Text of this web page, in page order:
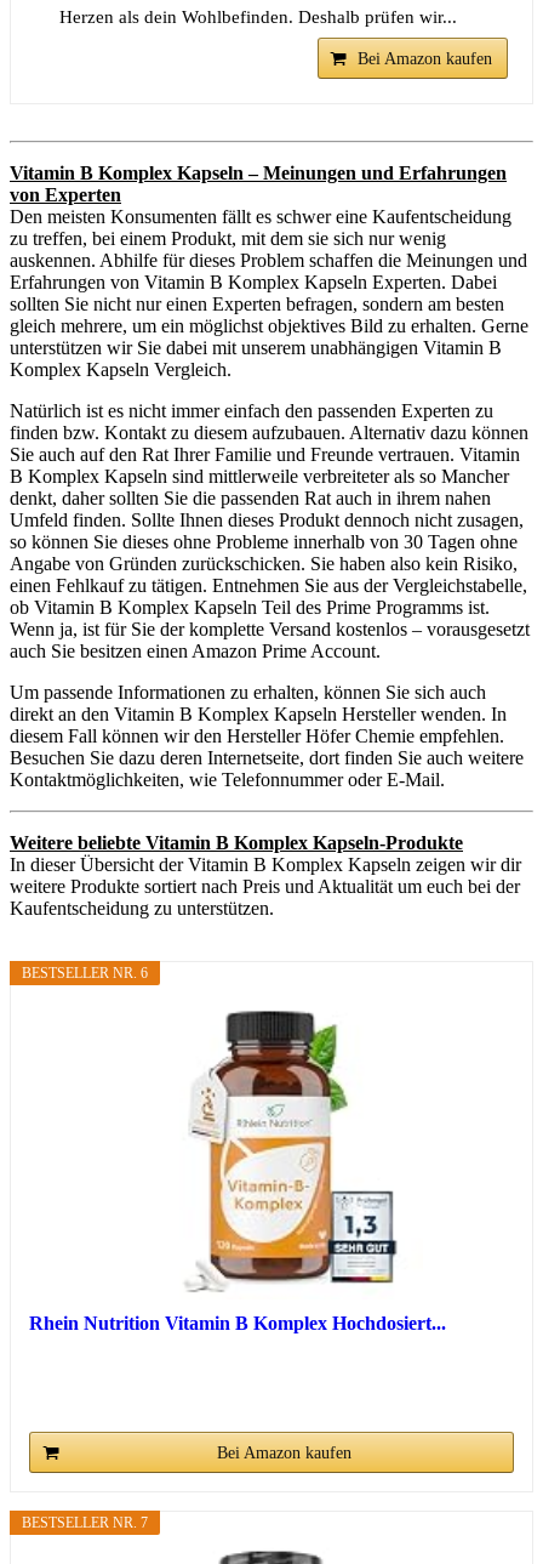
Herzen als dein Wohlbefinden. Deshalb prüfen wir...
Bei Amazon kaufen
Vitamin B Komplex Kapseln – Meinungen und Erfahrungen
von Experten
Den meisten Konsumenten fällt es schwer eine Kaufentscheidung
zu treffen, bei einem Produkt, mit dem sie sich nur wenig
auskennen. Abhilfe für dieses Problem schaffen die Meinungen und
Erfahrungen von Vitamin B Komplex Kapseln Experten. Dabei
sollten Sie nicht nur einen Experten befragen, sondern am besten
gleich mehrere, um ein möglichst objektives Bild zu erhalten. Gerne
unterstützen wir Sie dabei mit unserem unabhängigen Vitamin B
Komplex Kapseln Vergleich.
Natürlich ist es nicht immer einfach den passenden Experten zu
finden bzw. Kontakt zu diesem aufzubauen. Alternativ dazu können
Sie auch auf den Rat Ihrer Familie und Freunde vertrauen. Vitamin
B Komplex Kapseln sind mittlerweile verbreiteter als so Mancher
denkt, daher sollten Sie die passenden Rat auch in ihrem nahen
Umfeld finden. Sollte Ihnen dieses Produkt dennoch nicht zusagen,
so können Sie dieses ohne Probleme innerhalb von 30 Tagen ohne
Angabe von Gründen zurückschicken. Sie haben also kein Risiko,
einen Fehlkauf zu tätigen. Entnehmen Sie aus der Vergleichstabelle,
ob Vitamin B Komplex Kapseln Teil des Prime Programms ist.
Wenn ja, ist für Sie der komplette Versand kostenlos – vorausgesetzt
auch Sie besitzen einen Amazon Prime Account.
Um passende Informationen zu erhalten, können Sie sich auch
direkt an den Vitamin B Komplex Kapseln Hersteller wenden. In
diesem Fall können wir den Hersteller Höfer Chemie empfehlen.
Besuchen Sie dazu deren Internetseite, dort finden Sie auch weitere
Kontaktmöglichkeiten, wie Telefonnummer oder E-Mail.
Weitere beliebte Vitamin B Komplex Kapseln-Produkte
In dieser Übersicht der Vitamin B Komplex Kapseln zeigen wir dir
weitere Produkte sortiert nach Preis und Aktualität um euch bei der
Kaufentscheidung zu unterstützen.
BESTSELLER NR. 6
Rhein Nutrition Vitamin B Komplex Hochdosiert...
Bei Amazon kaufen
BESTSELLER NR. 7